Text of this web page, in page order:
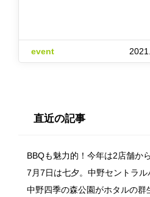
event
直近の記事
BBQも魅力的！今年は2店舗か
7月7日は七夕。中野セントラ
中野四季の森公園がホタルの